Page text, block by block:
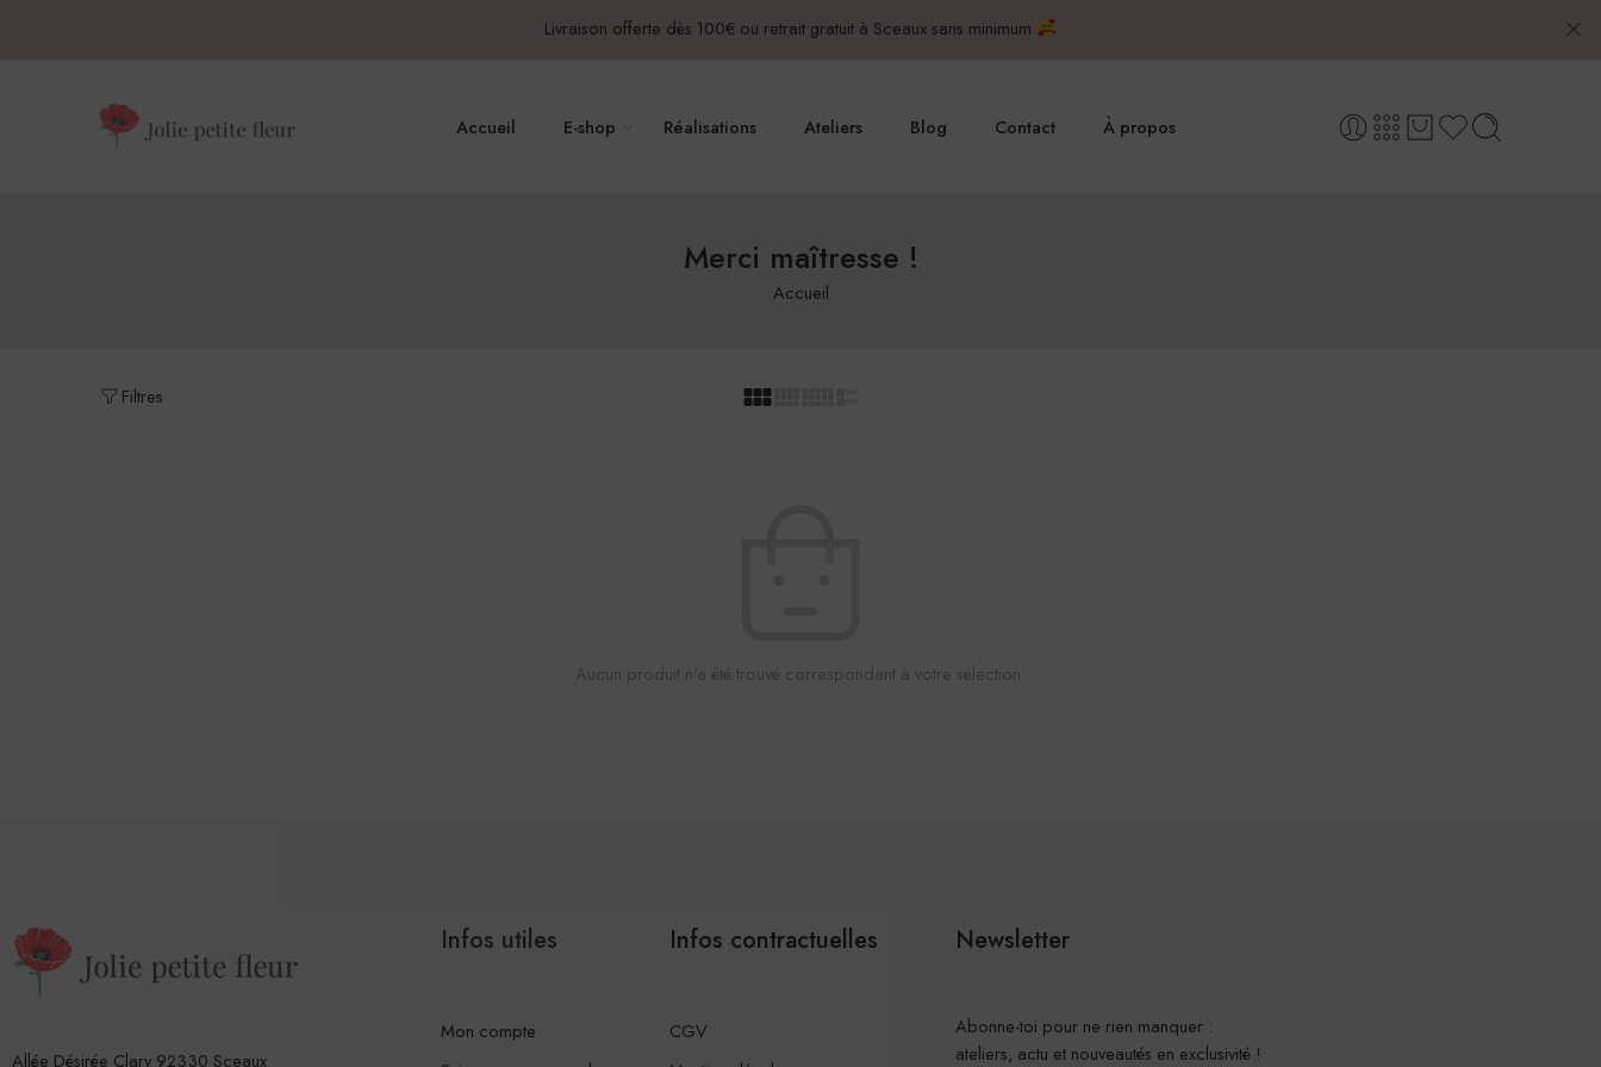
Livraison offerte dès 100€ ou retrait gratuit à Sceaux sans minimum
Accueil E-shop Réalisations Ateliers Blog Contact À propos
Merci maîtresse !
Accueil
Filtres
Aucun produit n'a été trouvé correspondant à votre sélection.
Allée Désirée Clary 92330 Sceaux
Infos utiles
Mon compte
Infos contractuelles
CGV
Newsletter
Abonne-toi pour ne rien manquer :
ateliers, actu et nouveautés en exclusivité !